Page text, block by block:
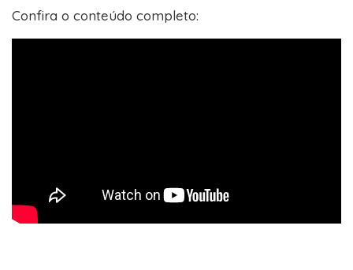
Confira o conteúdo completo: